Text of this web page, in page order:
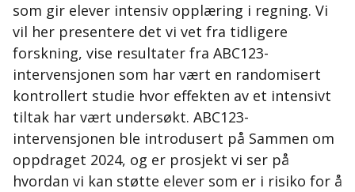
som gir elever intensiv opplæring i regning. Vi
vil her presentere det vi vet fra tidligere
forskning, vise resultater fra ABC123-
intervensjonen som har vært en randomisert
kontrollert studie hvor effekten av et intensivt
tiltak har vært undersøkt. ABC123-
intervensjonen ble introdusert på Sammen om
oppdraget 2024, og er prosjekt vi ser på
hvordan vi kan støtte elever som er i risiko for å